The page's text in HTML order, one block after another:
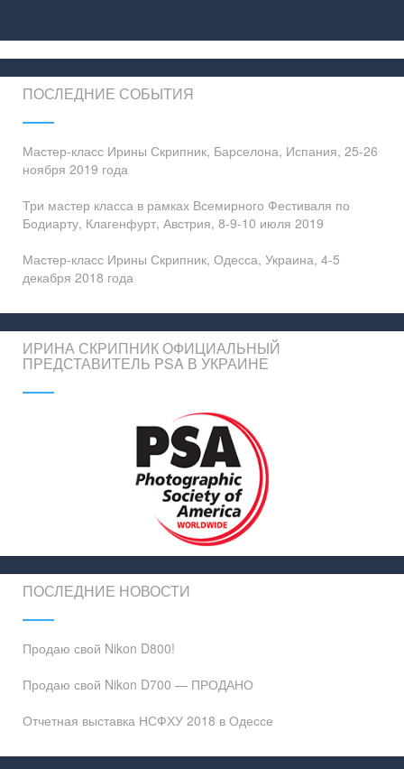
по
записям
ПОСЛЕДНИЕ СОБЫТИЯ
Мастер-класс Ирины Скрипник, Барселона, Испания, 25-26
ноября 2019 года
Три мастер класса в рамках Всемирного Фестиваля по
Бодиарту, Клагенфурт, Австрия, 8-9-10 июля 2019
Мастер-класс Ирины Скрипник, Одесса, Украина, 4-5
декабря 2018 года
ИРИНА СКРИПНИК ОФИЦИАЛЬНЫЙ
ПРЕДСТАВИТЕЛЬ PSA В УКРАИНЕ
ПОСЛЕДНИЕ НОВОСТИ
Продаю свой Nikon D800!
Продаю свой Nikon D700 — ПРОДАНО
Отчетная выставка НСФХУ 2018 в Одессе